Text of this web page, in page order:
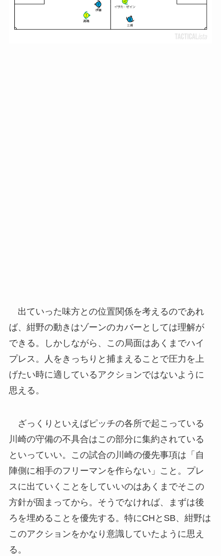
出ていった味方との位置関係を考えるのであれ
ば、紺野の動きはゾーンのカバーとしては理解が
できる。しかしながら、この局面はあくまでハイ
プレス。人をきっちりと捕まえることで圧力を上
げたい時に適しているアクションではないように
思える。
ざっくりといえばピッチの各所で起こっている
川崎の守備の不具合はこの部分に集約されている
といっていい。この試合の川崎の優先事項は「自
陣側に相手のフリーマンを作らない」こと。プレ
スに出ていくことをしていいのはあくまでそこの
方針が固まってから。そうでなければ、まずは後
ろを埋めることを優先する。特にCHとSB、紺野は
このアクションをかなり意識していたように思え
る。